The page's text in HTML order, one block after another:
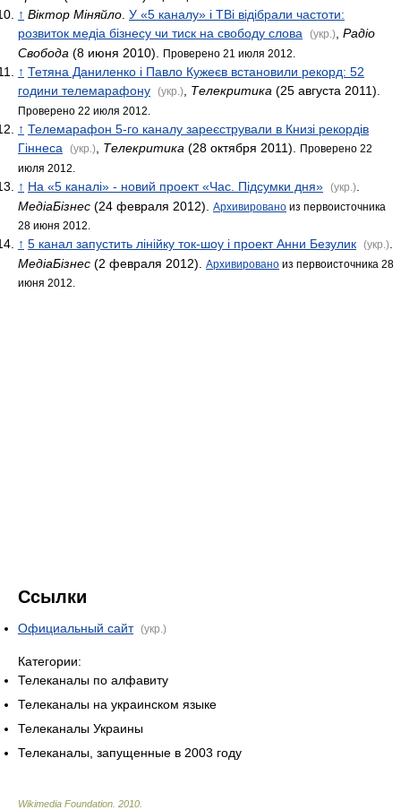
↑ Віктор Міняйло У «5 каналу» і ТВі відібрали частоти:
розвиток медіа бізнесу чи тиск на свободу слова
(укр.) Радіо
Свобода (8 июня 2010). Проверено 21 июля 2012.
↑ Тетяна Даниленко і Павло Кужеєв встановили рекорд: 52
години телемарафону (укр.) Телекритика (25 августа 2011).
Проверено 22 июля 2012.
↑ Телемарафон 5-го каналу зареєстрували в Книзі рекордів
Гіннеса
(укр.) Телекритика (28 октября 2011).
Проверено 22
июля 2012.
↑ На «5 каналі» - новий проект «Час. Підсумки дня» (укр.)
МедіаБізнес (24 февраля 2012). Архивировано из первоисточника
28 июня 2012.
↑ 5 канал запустить лінійку ток-шоу і проект Анни Безулик (укр.)
МедіаБізнес (2 февраля 2012). Архивировано из первоисточника 28
июня 2012.
Ссылки
Официальный сайт (укр.)
Категории:
Телеканалы по алфавиту
Телеканалы на украинском языке
Телеканалы Украины
Телеканалы, запущенные в 2003 году
Wikimedia Foundation 2010